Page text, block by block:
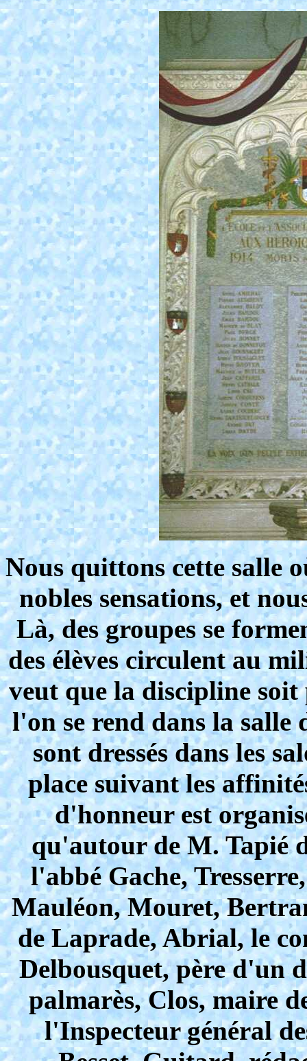
Nous quittons cette salle
nobles sensations, et
Là, des groupes se
des élèves circulent au
veut que la discipline soit
l'on se rend dans la salle
sont dressés dans les
place suivant les
d'honneur est
qu'autour de M. Tapié
l'abbé Gache,
Mauléon, Mouret,
de Laprade, Abrial, le
Delbousquet, père d'un
palmarès, Clos, maire
l'Inspecteur général